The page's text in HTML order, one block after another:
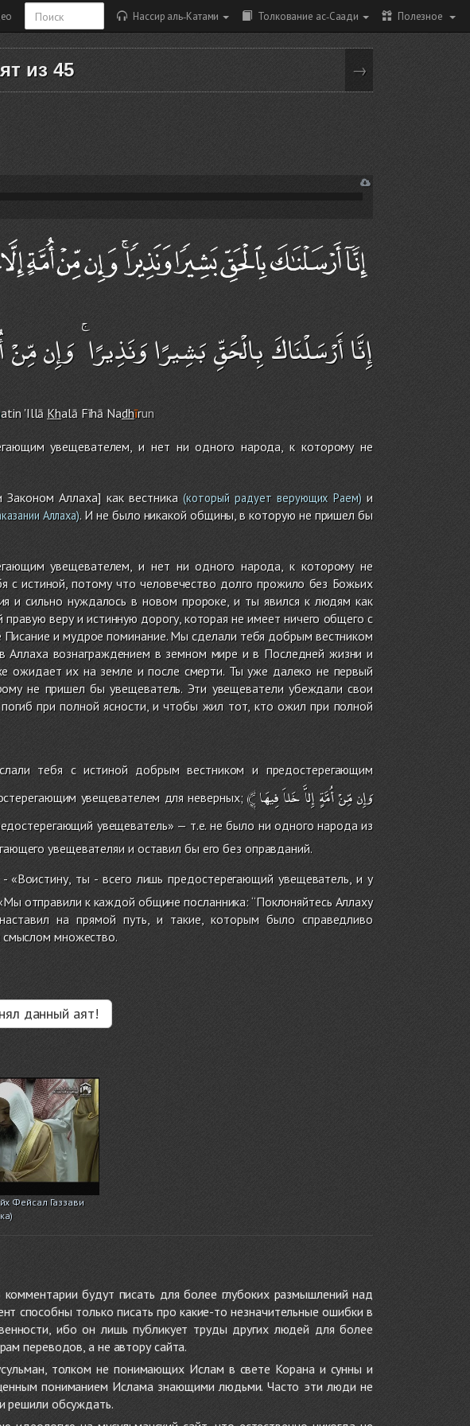
Нассир аль-Катами Толкование ас-Саади Полезное
из 45 →
إِنَّا أَرْسَلْنَاكَ بِالْحَقِّ بَشِيرًا وَنَذِيرًا ۚ وَإِن مِّنْ
atin 'Illā Khalā Fīhā Nadhīrun
увещевателем, и нет ни одного народа, к которому не
Аллаха] как вестника(который радует верующих Раем)и
Аллаха). И не было никакой общины, в которую не пришел бы
увещевателем, и нет ни одного народа, к которому не
истиной, потому что человечество долго прожило без Божьих
и сильно нуждалось в новом пророке, и ты явился к людям как
веру и истинную дорогу, которая не имеет ничего общего с
и мудрое поминание. Мы сделали тебя добрым вестником
вознаграждением в земном мире и в Последней жизни и
ожидает их на земле и после смерти. Ты уже далеко не первый
не пришел бы увещеватель. Эти увещеватели убеждали свои
при полной ясности, и чтобы жил тот, кто ожил при полной
тебя с истиной добрым вестником и предостерегающим
увещевателем для неверных; ﴾ وَإِنمِّنْأُمَّةٍإِلاَّخَلاَفِيهَا
увещеватель» — т.е. не было ни одного народа из
увещевателяи и оставил бы его без оправданий.
«Воистину, ты - всего лишь предостерегающий увещеватель, и у
отправили к каждой общине посланника: ‘‘Поклоняйтесь Аллаху
на прямой путь, и такие, которым было справедливо
множество.
данный аят!
Фейсал Газзави
комментарии будут писать для более глубоких размышлений над
способны только писать про какие-то незначительные ошибки в
ибо он лишь публикует труды других людей для более
переводов, а не автору сайта.
толком не понимающих Ислам в свете Корана и сунны и
пониманием Ислама знающими людьми. Часто эти люди не
решили обсуждать.